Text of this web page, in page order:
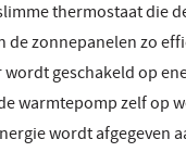
thermostaat die
de zonnepanelen zo
wordt geschakeld op
warmtepomp zelf op
wordt afgegeven